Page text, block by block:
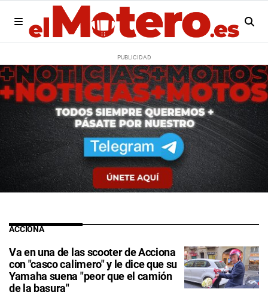
ACCIONA
Va en una de las scooter de Acciona
con "casco calimero" y le dice que su
Yamaha suena "peor que el camión
de la basura"